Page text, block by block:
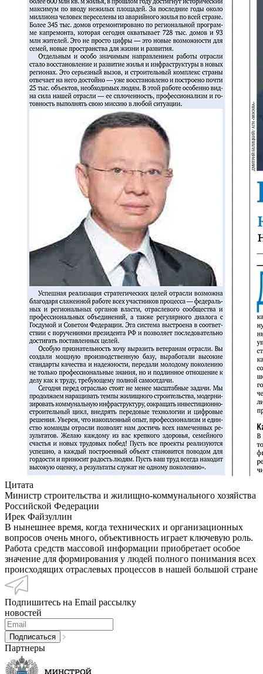
Цитата
Министр строительства и жилищно-коммунального хозяйства
Российской Федерации
Ирек Файзуллин
В нынешнее время, когда технических и организационных
вопросов очень много, объективность играет ключевую роль.
Работа средств массовой информации приобретает особое
значение для формирования у людей полного понимания всех
происходящих отраслевых процессов в нашей большой стране
Подпишитесь на Email рассылку
новостей
Партнеры